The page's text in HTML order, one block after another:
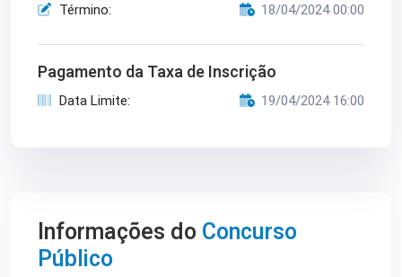
Informações do Concurso
Público
Término: 18/04/2024 00:00
Pagamento da Taxa de Inscrição
Data Limite: 19/04/2024 16:00